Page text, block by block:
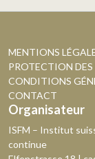
MENTIONS
PROTECTION DES
CONDITIONS
CONTACT
Organisateur
ISFM – Institut
continue